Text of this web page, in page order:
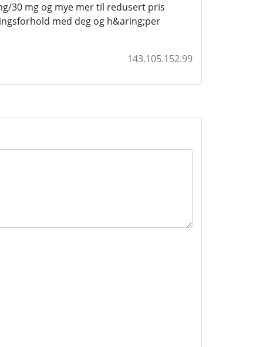
30 mg og mye mer til redusert pris
med deg og h&aring;per
143.105.152.99